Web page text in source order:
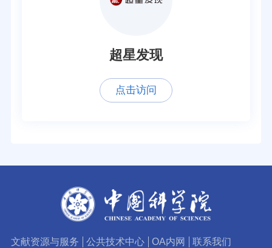
超星发现
点击访问
文献资源与服务 公共技术中心 OA内网 联系我们